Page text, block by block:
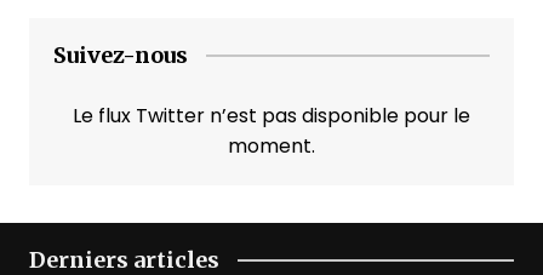
Suivez-nous
Le flux Twitter n’est pas disponible pour le
moment.
Derniers articles